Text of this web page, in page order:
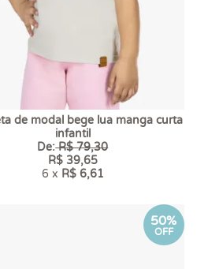
de modal bege lua manga curta
infantil
De:R$ 79,30
R$ 39,65
6 x R$ 6,61
50%
OFF